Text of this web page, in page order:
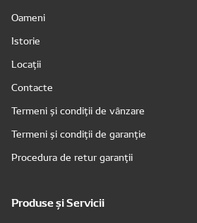
Oameni
Istorie
Locații
Contacte
Termeni și condiții de vânzare
Termeni și condiții de garanție
Procedura de retur garanții
Produse și Servicii